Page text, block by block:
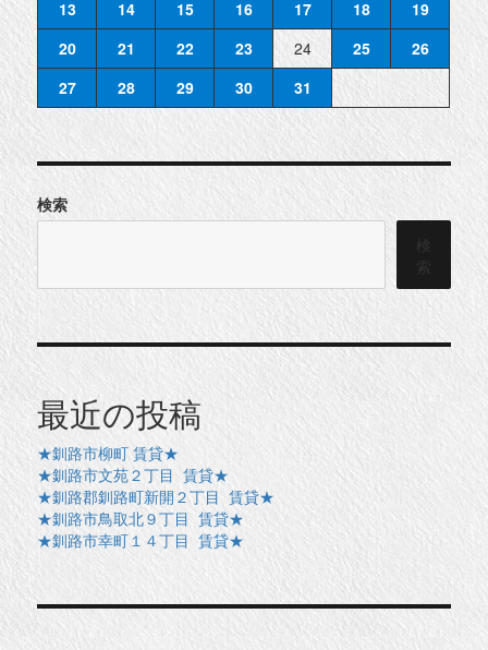
13 14 15 16 17 18
19
20
21 22 23 24 25
26
27
28 29 30 31
検索
検
索
最近の投稿
★釧路市柳町 賃貸★
★釧路市文苑２丁目 賃貸★
★釧路郡釧路町新開２丁目 賃貸★
★釧路市鳥取北９丁目 賃貸★
★釧路市幸町１４丁目 賃貸★